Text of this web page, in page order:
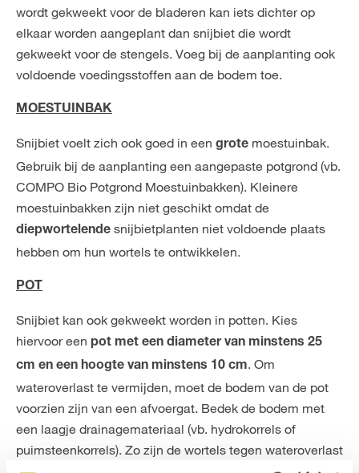
wordt gekweekt voor de bladeren kan iets dichter op
elkaar worden aangeplant dan snijbiet die wordt
gekweekt voor de stengels. Voeg bij de aanplanting ook
voldoende voedingsstoffen aan de bodem toe.
MOESTUINBAK
Snijbiet voelt zich ook goed in een grote moestuinbak.
Gebruik bij de aanplanting een aangepaste potgrond (vb.
COMPO Bio Potgrond Moestuinbakken). Kleinere
moestuinbakken zijn niet geschikt omdat de
diepwortelende snijbietplanten niet voldoende plaats
hebben om hun wortels te ontwikkelen.
POT
Snijbiet kan ook gekweekt worden in potten. Kies
hiervoor een pot met een diameter van minstens 25
cm en een hoogte van minstens 10 cm. Om
wateroverlast te vermijden, moet de bodem van de pot
voorzien zijn van een afvoergat. Bedek de bodem met
een laagje drainagemateriaal (vb. hydrokorrels of
puimsteenkorrels). Zo zijn de wortels tegen wateroverlast